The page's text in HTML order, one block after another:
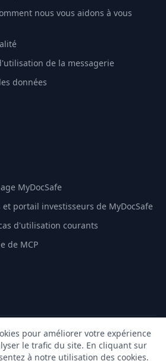
nous vous aidons à vous
de la messagerie
données
MyDocSafe
portail investisseurs de MyDocSafe
d'utilisation courants
de MCP
droits réservés. | Plan du site |
pour améliorer votre expérience
le trafic du site. En cliquant sur
à notre utilisation des cookies.